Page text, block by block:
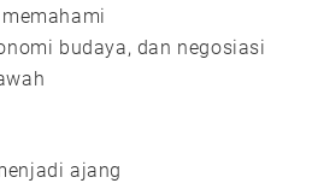
budaya, dan negosiasi
ajang